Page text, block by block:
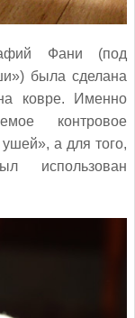
Фани (под
была сделана
ковре. Именно
контровое
а для того,
использован